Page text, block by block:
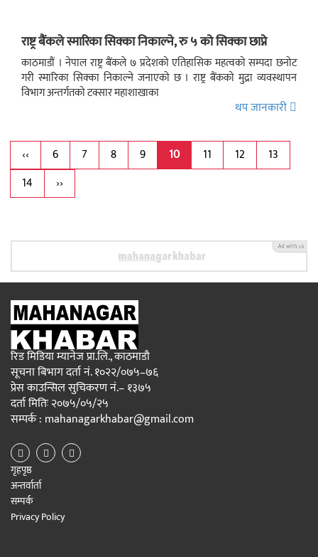
राष्ट्र बैंकले स्मारिका सिक्का निकाल्ने, रु ५ को सिक्का छाप्ने
काठमाडौं । नेपाल राष्ट्र बैंकले ७ प्रदेशको एतिहासिक महत्वको सम्पदा छनोट
गरी स्मारिका सिक्का निकाल्ने जनाएको छ । राष्ट्र बैंकको मुद्रा व्यवस्थापन
विभाग अन्तर्गतको टक्सार महाशाखाका
थप जानकारी
‹‹ 6 7 8 9 10 11 12
13
14
››
रिड मिडिया म्यानेज प्रा.लि., काठमाडौ
सूचना बिभाग दर्ता नं. १०२२/०७५–७६
प्रेस काउन्सिल सुचिकरण नं.– १३७५
दर्ता मितिः २०७५/०५/२५
सम्पर्क : mahanagarkhabar@gmail.com
गृहपृष्ठ
अन्तर्वार्ता
सम्पर्क
Privacy Policy